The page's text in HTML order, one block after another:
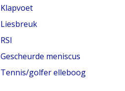
Klapvoet
Liesbreuk
RSI
Gescheurde meniscus
Tennis/golfer elleboog